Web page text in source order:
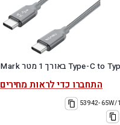
התחברו כדי לראות מחירים
53942-65W/1